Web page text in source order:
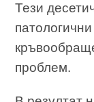
Тези
проблем.